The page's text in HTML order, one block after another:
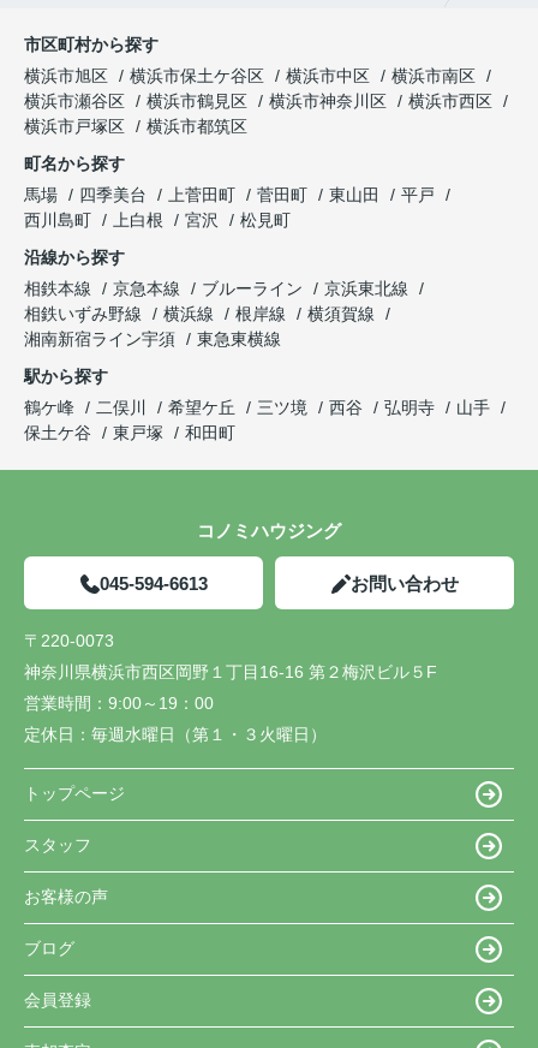
市区町村から探す
横浜市旭区
横浜市保土ケ谷区 横浜市中区
横浜市南区
横浜市瀬谷区
横浜市鶴見区 横浜市神奈川区
横浜市西区
横浜市戸塚区
横浜市都筑区
町名から探す
馬場
四季美台 上菅田町 菅田町 東山田
平戸
西川島町
上白根 宮沢
松見町
沿線から探す
相鉄本線
京急本線 ブルーライン
京浜東北線
相鉄いずみ野線
横浜線 根岸線
横須賀線
湘南新宿ライン宇須
東急東横線
駅から探す
鶴ケ峰
二俣川 希望ケ丘 三ツ境 西谷 弘明寺
山手
保土ケ谷
東戸塚 和田町
コノミハウジング
045-594-6613 お問い合わせ
〒220-0073
神奈川県横浜市西区岡野１丁目16-16 第２梅沢ビル５F
営業時間： 9:00～19：00
定休日： 毎週水曜日（第１・３火曜日）
トップページ
スタッフ
お客様の声
ブログ
会員登録